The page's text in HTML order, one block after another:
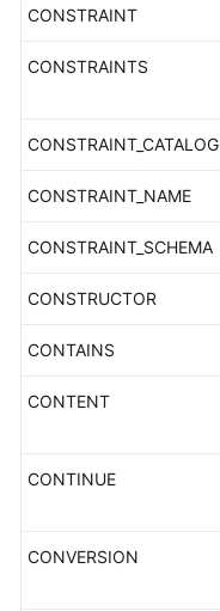
CONSTRAINT
CONSTRAINTS
CONSTRAINT_CATALOG
CONSTRAINT_NAME
CONSTRAINT_SCHEMA
CONSTRUCTOR
CONTAINS
CONTENT
CONTINUE
CONVERSION